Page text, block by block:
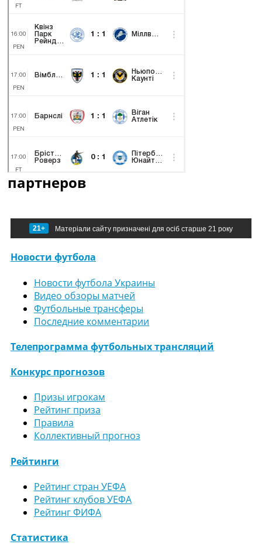
партнеров
21+ Матеріали сайту призначені для осіб старше 21 року
Новости футбола
Новости футбола Украины
Видео обзоры матчей
Футбольные трансферы
Последние комментарии
Телепрограмма футбольных трансляций
Конкурс прогнозов
Призы игрокам
Рейтинг приза
Правила
Коллективный прогноз
Рейтинги
Рейтинг стран УЕФА
Рейтинг клубов УЕФА
Рейтинг ФИФА
Статистика